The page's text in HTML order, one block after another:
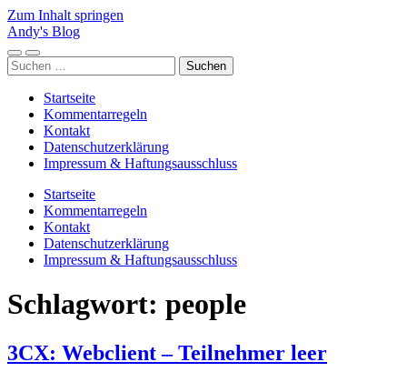
Zum Inhalt springen
Andy's Blog
Mobile-
Menü
Suchfeld
ein-/ausblenden
Suchen
nach:
Startseite
Kommentarregeln
Kontakt
Datenschutzerklärung
Impressum & Haftungsausschluss
Startseite
Kommentarregeln
Kontakt
Datenschutzerklärung
Impressum & Haftungsausschluss
Schlagwort: people
3CX: Webclient – Teilnehmer leer